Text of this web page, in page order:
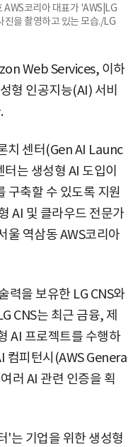
AWS코리아 대표가 'AWS|LG
진을 촬영하고 있는 모습./LG
Web Services, 이하
형 인공지능(AI) 서비
치 센터(Gen AI Launc
는 생성형 AI 도입이
구축할 수 있도록 지원
AI 및 클라우드 전문가
울 역삼동 AWS코리아
력을 보유한 LG CNS와
CNS는 최근 금융, 제
AI 프로젝트를 수행하
컴피턴시(AWS Genera
러 AI 관련 인증을 획
'는 기업을 위한 생성형